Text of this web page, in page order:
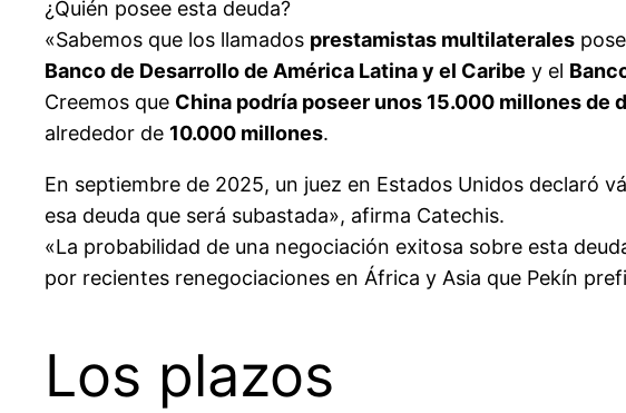
¿Quién posee esta deuda?
«Sabemos que los llamados prestamistas multilaterales
Banco de Desarrollo de América Latina y el Caribe y el
Creemos que China podría poseer unos 15.000 millones de
alrededor de 10.000 millones.
En septiembre de 2025, un juez en Estados Unidos declaró
esa deuda que será subastada», afirma Catechis.
«La probabilidad de una negociación exitosa sobre esta
por recientes renegociaciones en África y Asia que Pekín
Los plazos